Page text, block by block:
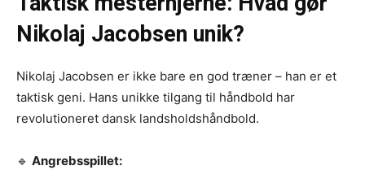
Nikolaj Jacobsen unik?
Nikolaj Jacobsen er ikke bare en god træner – han er et
taktisk geni. Hans unikke tilgang til håndbold har
revolutioneret dansk landsholdshåndbold.
🔹 Angrebsspillet: